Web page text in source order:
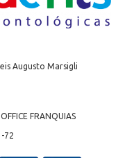
Augusto Marsigli
FRANQUIAS
72